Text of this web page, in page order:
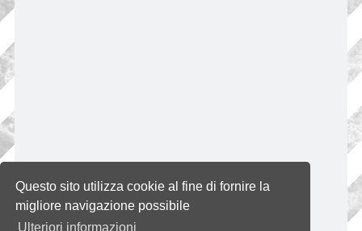
Questo sito utilizza cookie al fine di fornire la
migliore navigazione possibile
Ulteriori informazioni